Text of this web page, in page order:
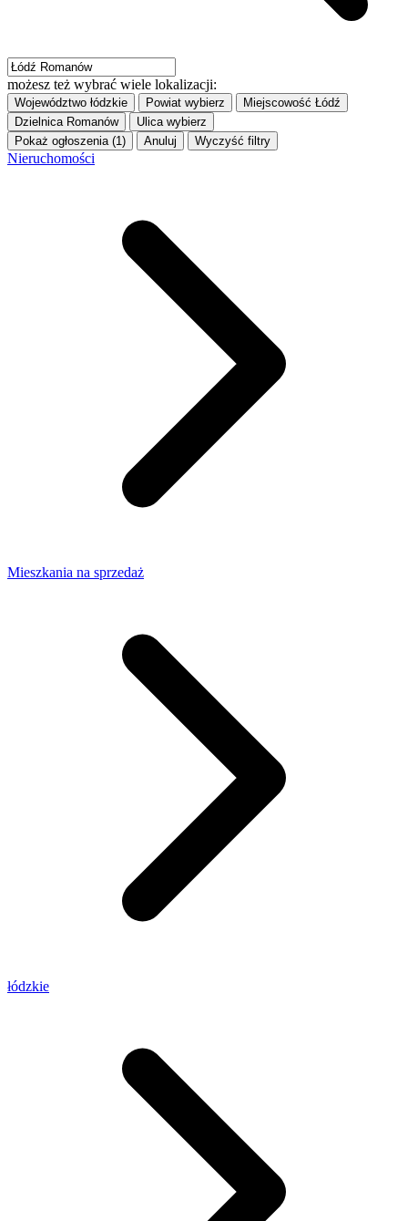
możesz też wybrać wiele lokalizacji:
Województwo łódzkie Powiat wybierz Miejscowość Łódź
Dzielnica Romanów Ulica wybierz
Pokaż ogłoszenia (1)
Anuluj Wyczyść filtry
Nieruchomości
Mieszkania na sprzedaż
łódzkie